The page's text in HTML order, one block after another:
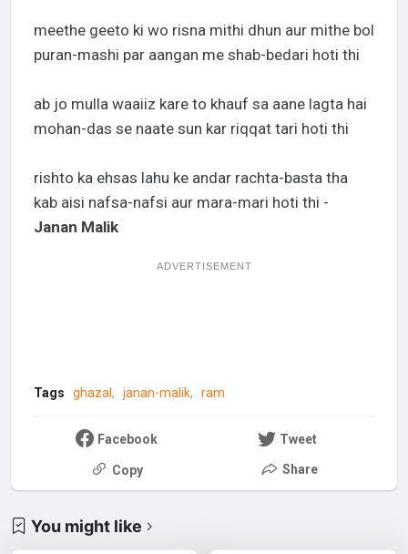
meethe geeto ki wo risna mithi dhun aur mithe bol
puran-mashi par aangan me shab-bedari hoti thi
ab jo mulla waaiiz kare to khauf sa aane lagta hai
mohan-das se naate sun kar riqqat tari hoti thi
rishto ka ehsas lahu ke andar rachta-basta tha
kab aisi nafsa-nafsi aur mara-mari hoti thi -
Janan Malik
ADVERTISEMENT
Tags ghazal janan-malik ram
Facebook Tweet
Copy Share
You might like